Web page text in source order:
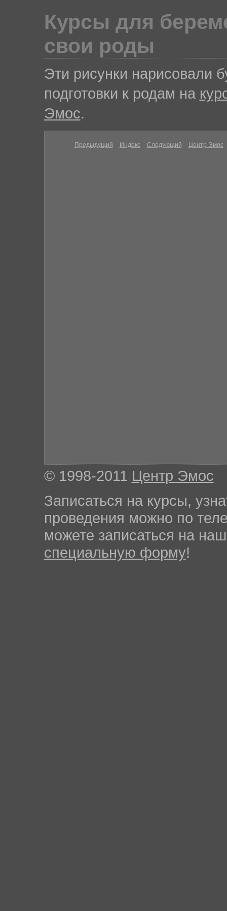
Курсы для
свои роды
Эти рисунки нарисовали
подготовки к родам на
Эмос.
Предыдущий Индекс Следующий Центр Эмос
© 1998-2011 Центр Эмос
Записаться на курсы,
проведения можно по
можете записаться на
специальную форму!